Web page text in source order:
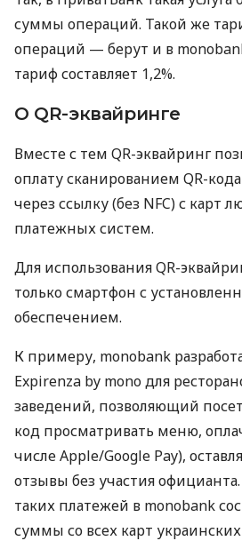
суммы операций. Такой же
операций — берут и в
тариф составляет 1,2%.
О QR-эквайринге
Вместе с тем QR-эквайринг
оплату сканированием QR-
через ссылку (без NFC) с карт
платежных систем.
Для использования QR-
только смартфон с
обеспечением.
К примеру, monobank
Expirenza by mono для
заведений, позволяющий
код просматривать меню,
числе Apple/Google Pay),
отзывы без участия
таких платежей в monobank
суммы со всех карт украинских